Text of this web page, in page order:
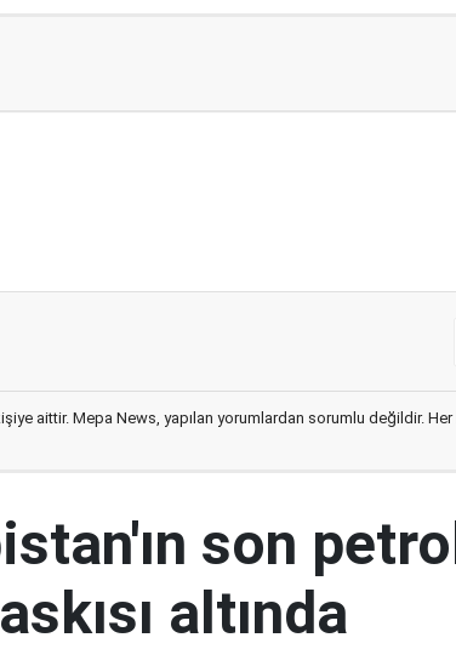
aittir. Mepa News, yapılan yorumlardan sorumlu değildir. Her
son
altında